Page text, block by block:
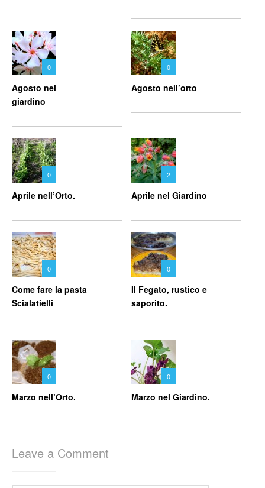
0
Agosto nel
giardino
0
Agosto nell’orto
0
Aprile nell’Orto.
2
Aprile nel Giardino
0
Come fare la pasta
Scialatielli
0
Il Fegato, rustico e
saporito.
0
Marzo nell’Orto.
0
Marzo nel Giardino.
Leave a Comment